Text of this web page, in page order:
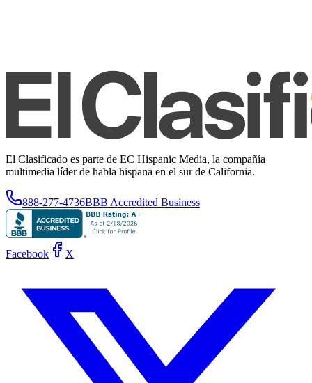
El Clasificado es parte de EC Hispanic Media, la compañía
multimedia líder de habla hispana en el sur de California.
888-277-4736BBB Accredited Business
Facebook X